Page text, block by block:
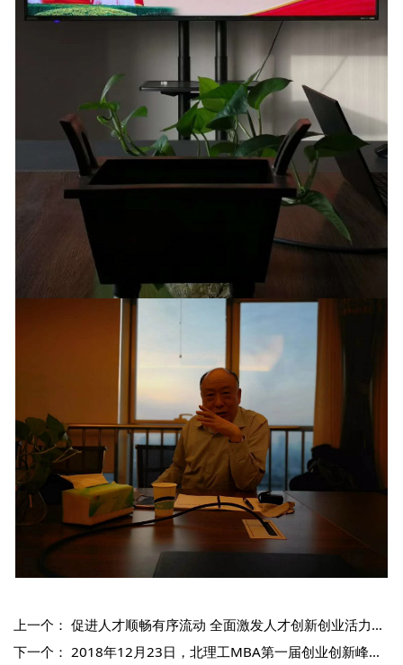
上一个：促进人才顺畅有序流动 全面激发人才创新创业活力——人力资源社会保障部制定实施《关于充分发挥市场作用促进人才顺畅有序流动的意见》
下一个： 2018年12月23日，北理工MBA第一届创业创新峰会暨2018年北理工MBA创业俱乐部&MBA人力资源俱乐部年会圆满成功举办